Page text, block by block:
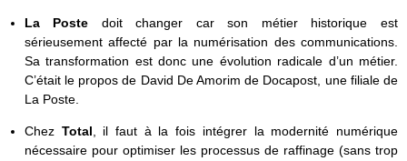
La Poste doit changer car son métier historique est
sérieusement affecté par la numérisation des communications.
Sa transformation est donc une évolution radicale d’un métier.
C’était le propos de David De Amorim de Docapost, une filiale de
La Poste.
Chez Total, il faut à la fois intégrer la modernité numérique
nécessaire pour optimiser les processus de raffinage (sans trop